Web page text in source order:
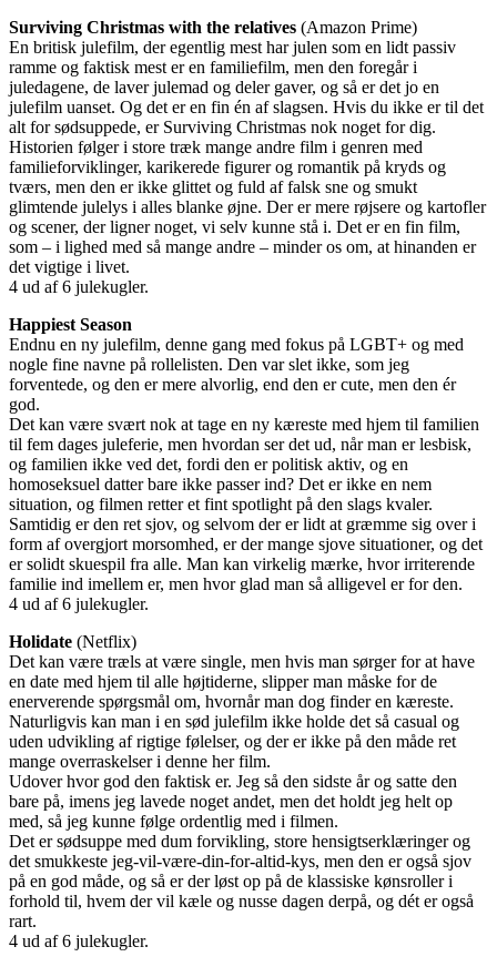
Surviving Christmas with the relatives (Amazon Prime)
En britisk julefilm, der egentlig mest har julen som en lidt passiv
ramme og faktisk mest er en familiefilm, men den foregår i
juledagene, de laver julemad og deler gaver, og så er det jo en
julefilm uanset. Og det er en fin én af slagsen. Hvis du ikke er til det
alt for sødsuppede, er Surviving Christmas nok noget for dig.
Historien følger i store træk mange andre film i genren med
familieforviklinger, karikerede figurer og romantik på kryds og
tværs, men den er ikke glittet og fuld af falsk sne og smukt
glimtende julelys i alles blanke øjne. Der er mere røjsere og kartofler
og scener, der ligner noget, vi selv kunne stå i. Det er en fin film,
som – i lighed med så mange andre – minder os om, at hinanden er
det vigtige i livet.
4 ud af 6 julekugler.
Happiest Season
Endnu en ny julefilm, denne gang med fokus på LGBT+ og med
nogle fine navne på rollelisten. Den var slet ikke, som jeg
forventede, og den er mere alvorlig, end den er cute, men den ér
god.
Det kan være svært nok at tage en ny kæreste med hjem til familien
til fem dages juleferie, men hvordan ser det ud, når man er lesbisk,
og familien ikke ved det, fordi den er politisk aktiv, og en
homoseksuel datter bare ikke passer ind? Det er ikke en nem
situation, og filmen retter et fint spotlight på den slags kvaler.
Samtidig er den ret sjov, og selvom der er lidt at græmme sig over i
form af overgjort morsomhed, er der mange sjove situationer, og det
er solidt skuespil fra alle. Man kan virkelig mærke, hvor irriterende
familie ind imellem er, men hvor glad man så alligevel er for den.
4 ud af 6 julekugler.
Holidate (Netflix)
Det kan være træls at være single, men hvis man sørger for at have
en date med hjem til alle højtiderne, slipper man måske for de
enerverende spørgsmål om, hvornår man dog finder en kæreste.
Naturligvis kan man i en sød julefilm ikke holde det så casual og
uden udvikling af rigtige følelser, og der er ikke på den måde ret
mange overraskelser i denne her film.
Udover hvor god den faktisk er. Jeg så den sidste år og satte den
bare på, imens jeg lavede noget andet, men det holdt jeg helt op
med, så jeg kunne følge ordentlig med i filmen.
Det er sødsuppe med dum forvikling, store hensigtserklæringer og
det smukkeste jeg-vil-være-din-for-altid-kys, men den er også sjov
på en god måde, og så er der løst op på de klassiske kønsroller i
forhold til, hvem der vil kæle og nusse dagen derpå, og dét er også
rart.
4 ud af 6 julekugler.